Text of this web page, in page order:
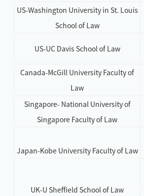
US-Washington University in St. Louis
School of Law
US-UC Davis School of Law
Canada-McGill University Faculty of
Law
Singapore- National University of
Singapore Faculty of Law
Japan-Kobe University Faculty of Law
UK-U Sheffield School of Law